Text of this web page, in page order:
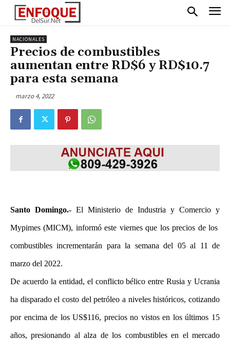
NACIONALES
Precios de combustibles
aumentan entre RD$6 y RD$10.7
para esta semana
marzo 4, 2022
Santo Domingo.- El Ministerio de Industria y Comercio y
Mypimes (MICM), informó este viernes que los precios de los
combustibles incrementarán para la semana del 05 al 11 de
marzo del 2022.
De acuerdo la entidad, el conflicto bélico entre Rusia y Ucrania
ha disparado el costo del petróleo a niveles históricos, cotizando
por encima de los US$116, precios no vistos en los últimos 15
años, presionando al alza de los combustibles en el mercado